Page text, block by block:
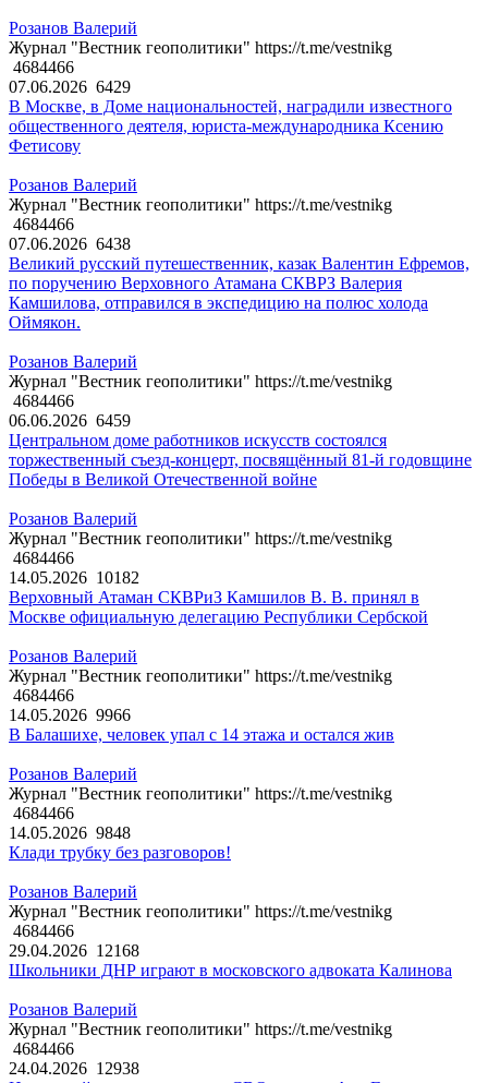
Розанов Валерий
Журнал "Вестник геополитики" https://t.me/vestnikg
4684466
07.06.2026 6429
В Москве, в Доме национальностей, наградили известного
общественного деятеля, юриста-международника Ксению
Фетисову
Розанов Валерий
Журнал "Вестник геополитики" https://t.me/vestnikg
4684466
07.06.2026 6438
Великий русский путешественник, казак Валентин Ефремов,
по поручению Верховного Атамана СКВРЗ Валерия
Камшилова, отправился в экспедицию на полюс холода
Оймякон.
Розанов Валерий
Журнал "Вестник геополитики" https://t.me/vestnikg
4684466
06.06.2026 6459
Центральном доме работников искусств состоялся
торжественный съезд-концерт, посвящённый 81-й годовщине
Победы в Великой Отечественной войне
Розанов Валерий
Журнал "Вестник геополитики" https://t.me/vestnikg
4684466
14.05.2026 10182
Верховный Атаман СКВРиЗ Камшилов В. В. принял в
Москве официальную делегацию Республики Сербской
Розанов Валерий
Журнал "Вестник геополитики" https://t.me/vestnikg
4684466
14.05.2026 9966
В Балашихе, человек упал с 14 этажа и остался жив
Розанов Валерий
Журнал "Вестник геополитики" https://t.me/vestnikg
4684466
14.05.2026 9848
Клади трубку без разговоров!
Розанов Валерий
Журнал "Вестник геополитики" https://t.me/vestnikg
4684466
29.04.2026 12168
Школьники ДНР играют в московского адвоката Калинова
Розанов Валерий
Журнал "Вестник геополитики" https://t.me/vestnikg
4684466
24.04.2026 12938